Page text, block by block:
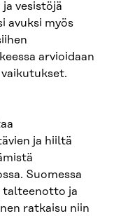
vesistöjä
avuksi myös
arvioidaan
ja hiiltä
Suomessa
talteenotto ja
ratkaisu niin